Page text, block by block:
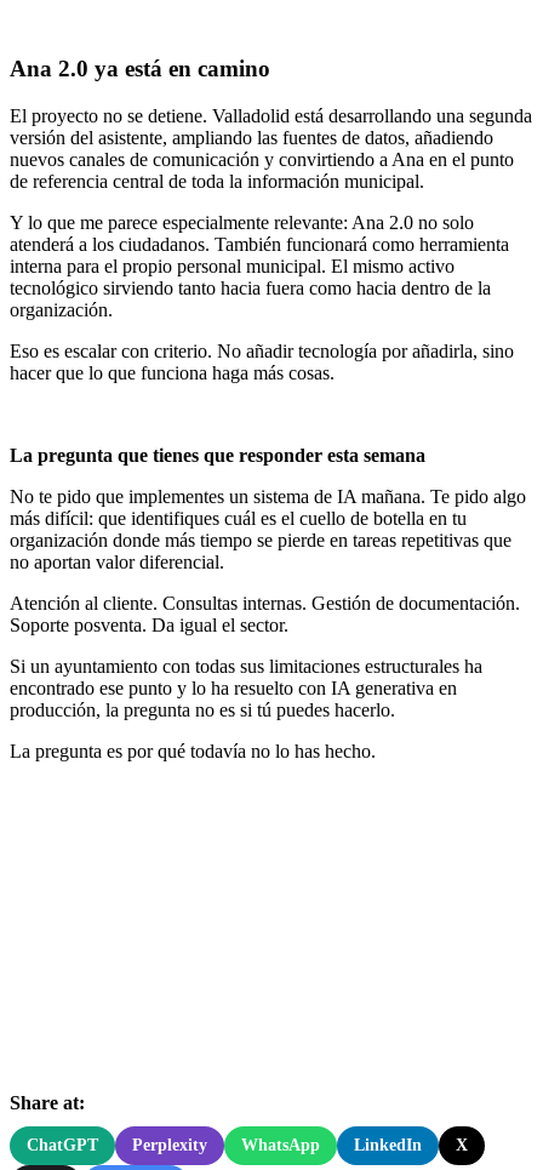
Ana 2.0 ya está en camino
El proyecto no se detiene. Valladolid está desarrollando una segunda
versión del asistente, ampliando las fuentes de datos, añadiendo
nuevos canales de comunicación y convirtiendo a Ana en el punto
de referencia central de toda la información municipal.
Y lo que me parece especialmente relevante: Ana 2.0 no solo
atenderá a los ciudadanos. También funcionará como herramienta
interna para el propio personal municipal. El mismo activo
tecnológico sirviendo tanto hacia fuera como hacia dentro de la
organización.
Eso es escalar con criterio. No añadir tecnología por añadirla, sino
hacer que lo que funciona haga más cosas.
La pregunta que tienes que responder esta semana
No te pido que implementes un sistema de IA mañana. Te pido algo
más difícil: que identifiques cuál es el cuello de botella en tu
organización donde más tiempo se pierde en tareas repetitivas que
no aportan valor diferencial.
Atención al cliente. Consultas internas. Gestión de documentación.
Soporte posventa. Da igual el sector.
Si un ayuntamiento con todas sus limitaciones estructurales ha
encontrado ese punto y lo ha resuelto con IA generativa en
producción, la pregunta no es si tú puedes hacerlo.
La pregunta es por qué todavía no lo has hecho.
Share at:
ChatGPT Perplexity WhatsApp LinkedIn X